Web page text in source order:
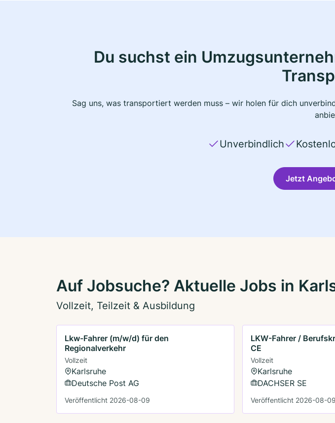
Du suchst ein
Sag uns, was transportiert werden muss – wir holen für dich
Unverbindlich
Jetzt
Auf Jobsuche? Aktuelle Jobs in
Vollzeit, Teilzeit & Ausbildung
Lkw-Fahrer (m/w/d) für den
Regionalverkehr
Vollzeit
Karlsruhe
Deutsche Post AG
Veröffentlicht 2026-08-09
LKW-Fahrer /
CE
Vollzeit
Karlsruhe
DACHSER SE
Veröffentlicht 2026-08-09